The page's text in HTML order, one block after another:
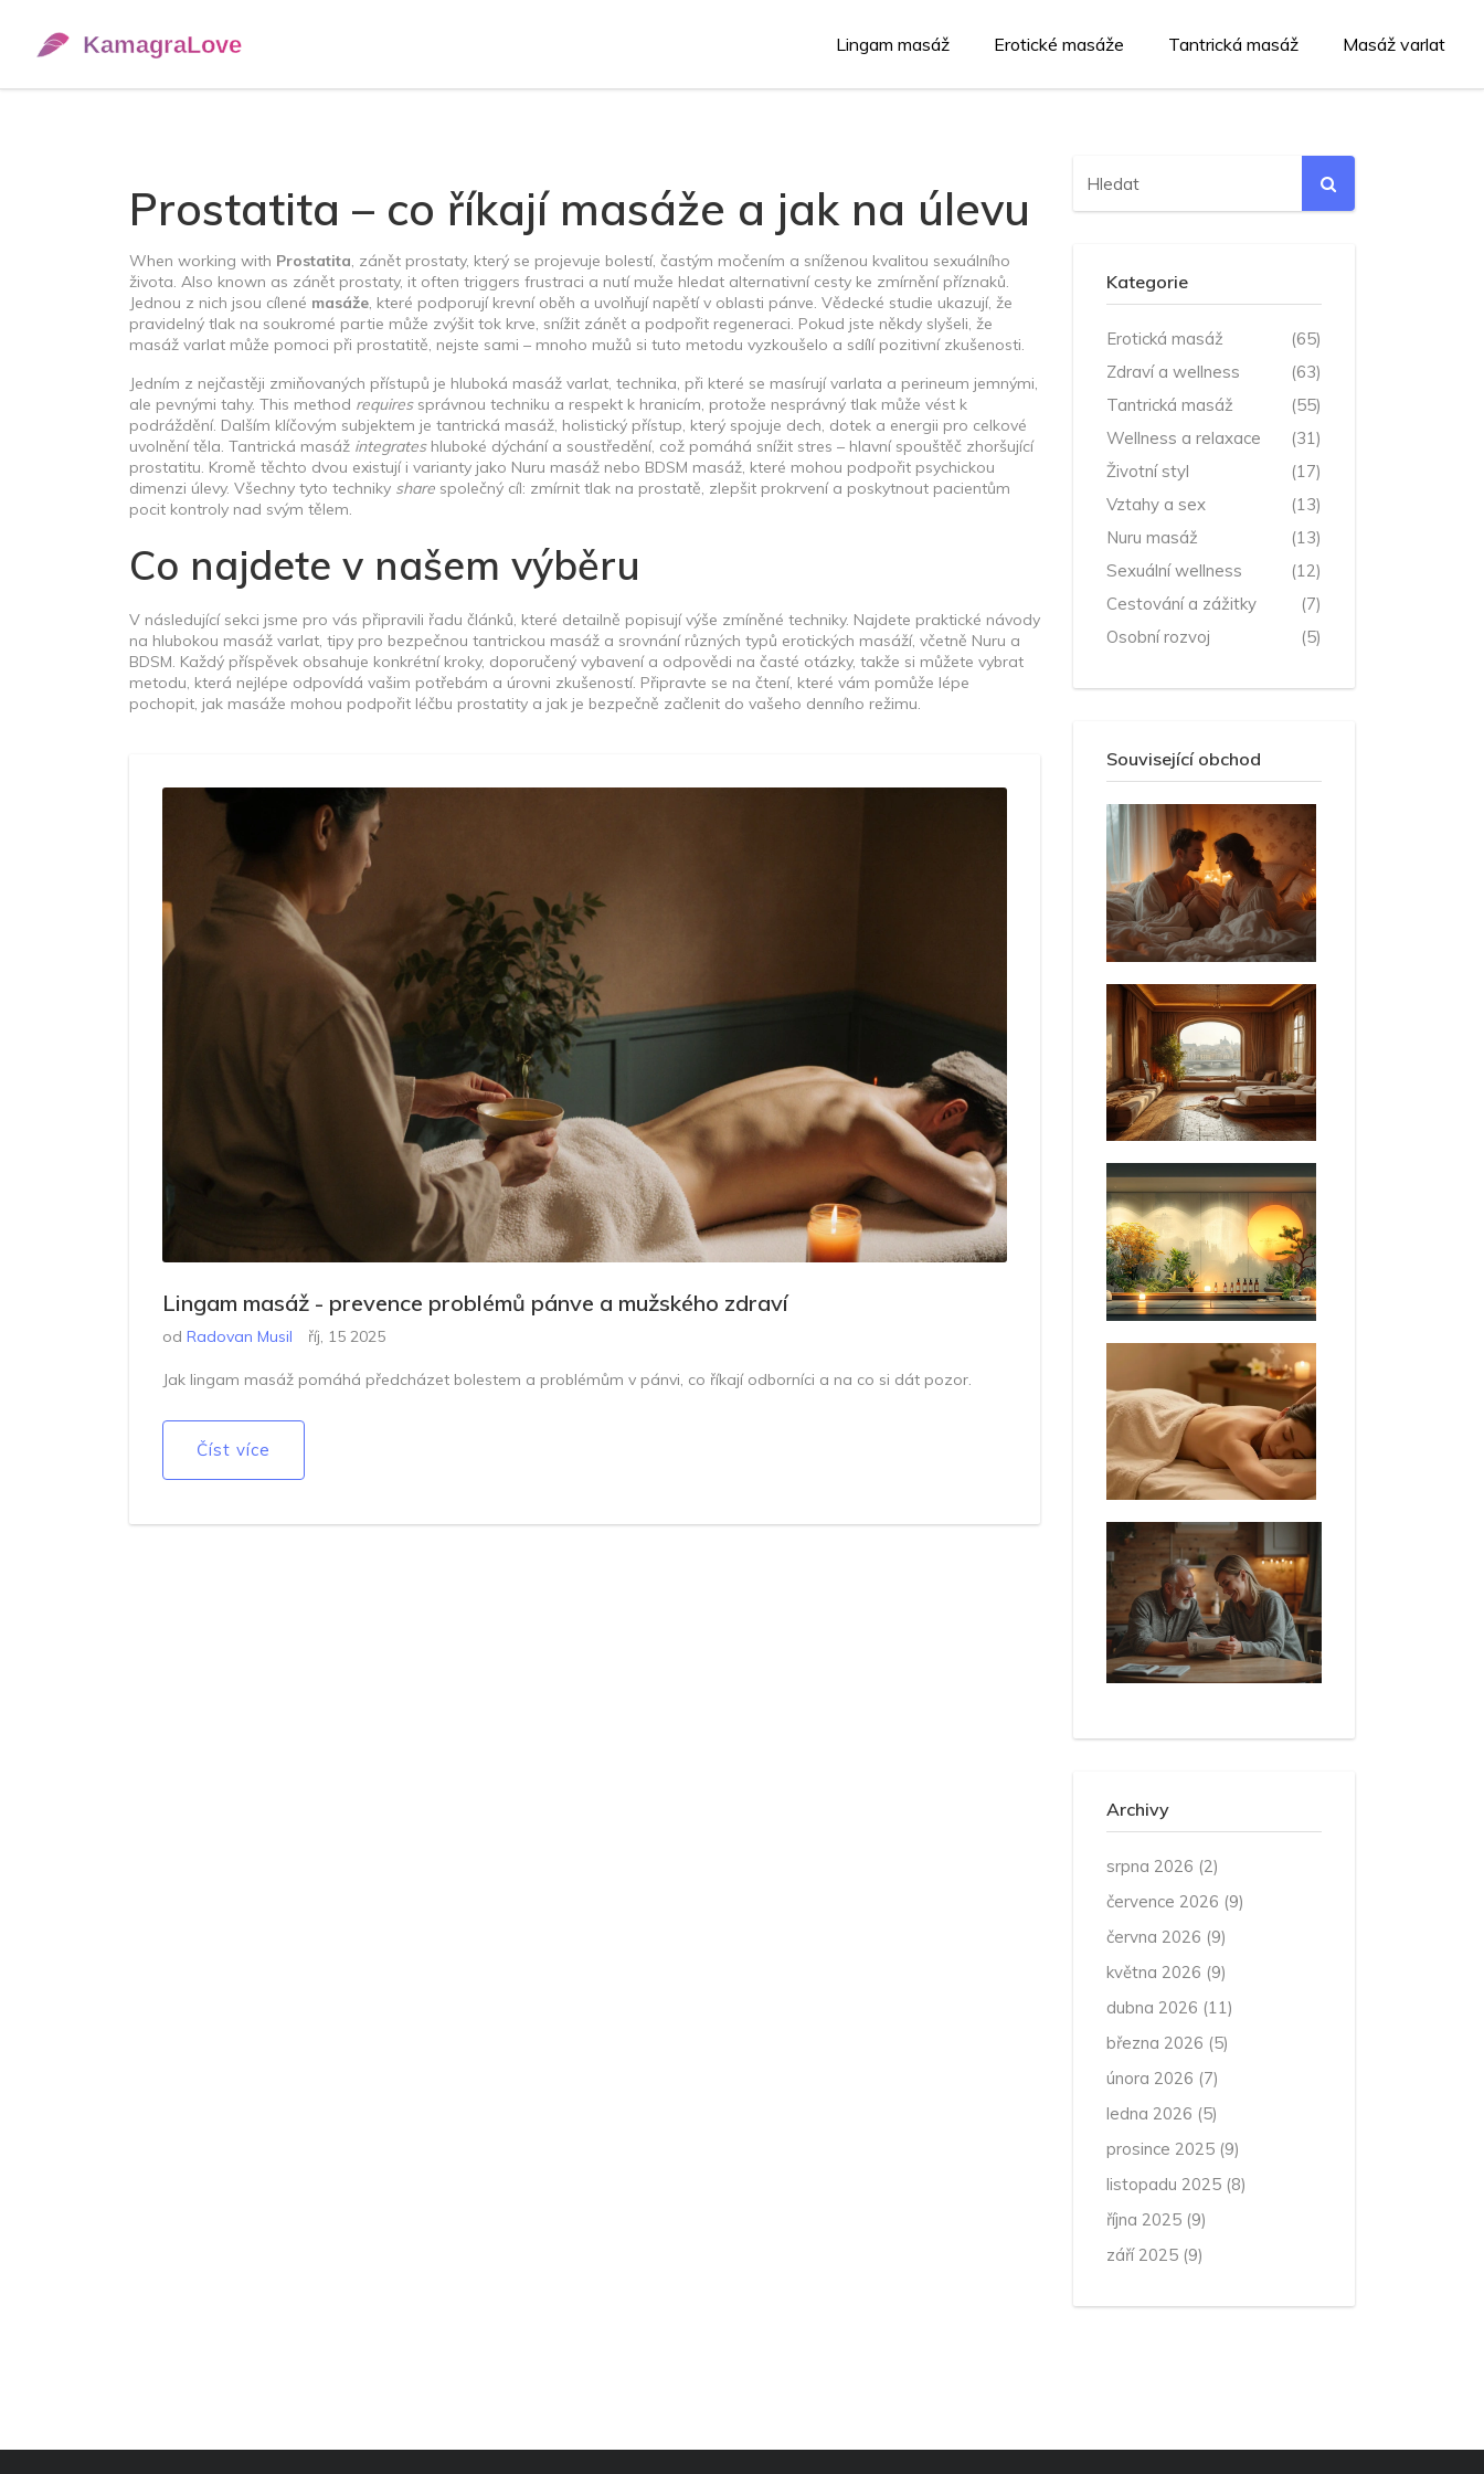
Lingam masáž Erotické masáže Tantrická masáž Masáž varlat
Prostatita – co říkají masáže a jak na úlevu
When working with Prostatita, zánět prostaty, který se projevuje bolestí, častým močením a sníženou kvalitou sexuálního
života. Also known as zánět prostaty, it often triggers frustraci a nutí muže hledat alternativní cesty ke zmírnění příznaků.
Jednou z nich jsou cílené masáže, které podporují krevní oběh a uvolňují napětí v oblasti pánve. Vědecké studie ukazují, že
pravidelný tlak na soukromé partie může zvýšit tok krve, snížit zánět a podpořit regeneraci. Pokud jste někdy slyšeli, že
masáž varlat může pomoci při prostatitě, nejste sami – mnoho mužů si tuto metodu vyzkoušelo a sdílí pozitivní zkušenosti.
Jedním z nejčastěji zmiňovaných přístupů je hluboká masáž varlat, technika, při které se masírují varlata a perineum jemnými,
ale pevnými tahy. This method requiressprávnou techniku a respekt k hranicím, protože nesprávný tlak může vést k
podráždění. Dalším klíčovým subjektem je tantrická masáž, holistický přístup, který spojuje dech, dotek a energii pro celkové
uvolnění těla. Tantrická masáž integrateshluboké dýchání a soustředění, což pomáhá snížit stres – hlavní spouštěč zhoršující
prostatitu. Kromě těchto dvou existují i varianty jako Nuru masáž nebo BDSM masáž, které mohou podpořit psychickou
dimenzi úlevy. Všechny tyto techniky share společný cíl: zmírnit tlak na prostatě, zlepšit prokrvení a poskytnout pacientům
pocit kontroly nad svým tělem.
Co najdete v našem výběru
V následující sekci jsme pro vás připravili řadu článků, které detailně popisují výše zmíněné techniky. Najdete praktické návody
na hlubokou masáž varlat, tipy pro bezpečnou tantrickou masáž a srovnání různých typů erotických masáží, včetně Nuru a
BDSM. Každý příspěvek obsahuje konkrétní kroky, doporučený vybavení a odpovědi na časté otázky, takže si můžete vybrat
metodu, která nejlépe odpovídá vašim potřebám a úrovni zkušeností. Připravte se na čtení, které vám pomůže lépe
pochopit, jak masáže mohou podpořit léčbu prostatity a jak je bezpečně začlenit do vašeho denního režimu.
Lingam masáž - prevence problémů pánve a mužského zdraví
od Radovan Musil říj, 15 2025
Jak lingam masáž pomáhá předcházet bolestem a problémům v pánvi, co říkají odborníci a na co si dát pozor.
Číst více
Kategorie
Erotická masáž
(65)
Zdraví a wellness
(63)
Tantrická masáž
(55)
Wellness a relaxace
(31)
Životní styl
(17)
Vztahy a sex
(13)
Nuru masáž
(13)
Sexuální wellness
(12)
Cestování a zážitky
(7)
Osobní rozvoj
(5)
Související obchod
Archivy
srpna 2026 (2)
července 2026 (9)
června 2026 (9)
května 2026 (9)
dubna 2026 (11)
března 2026 (5)
února 2026 (7)
ledna 2026 (5)
prosince 2025 (9)
listopadu 2025 (8)
října 2025 (9)
září 2025 (9)